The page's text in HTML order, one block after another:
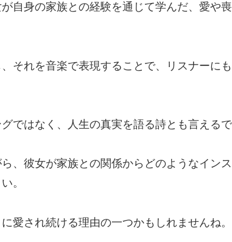
自身の家族との経験を通じて学んだ、愛や
それを音楽で表現することで、リスナーに
ではなく、人生の真実を語る詩とも言えるで
、彼女が家族との関係からどのようなイン
。
愛され続ける理由の一つかもしれませんね。